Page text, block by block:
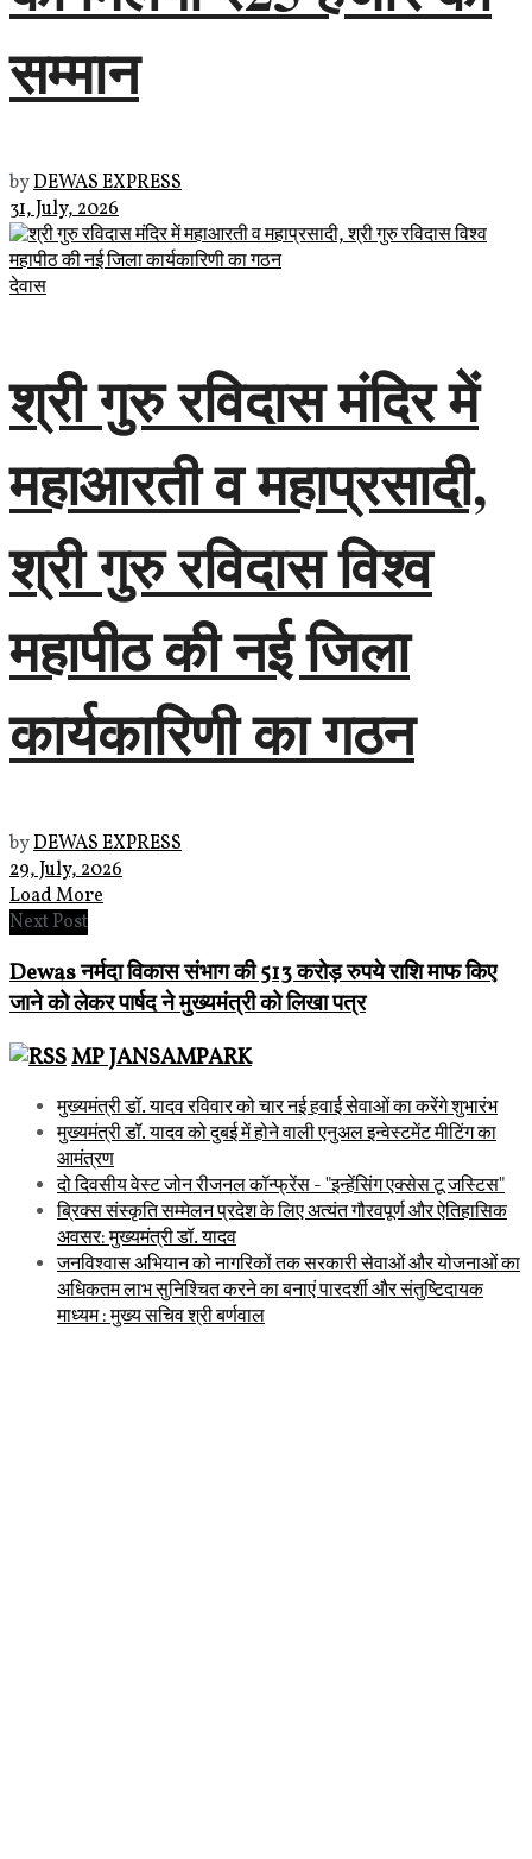
सम्मान
byDEWAS EXPRESS
31, July, 2026
देवास
श्री गुरु रविदास मंदिर में
महाआरती व महाप्रसादी,
श्री गुरु रविदास विश्व
महापीठ की नई जिला
कार्यकारिणी का गठन
byDEWAS EXPRESS
29, July, 2026
Load More
Next Post
Dewas नर्मदा विकास संभाग की 513 करोड़ रुपये राशि माफ किए
जाने को लेकर पार्षद ने मुख्यमंत्री को लिखा पत्र
MP JANSAMPARK
मुख्यमंत्री डॉ. यादव रविवार को चार नई हवाई सेवाओं का करेंगे शुभारंभ
मुख्यमंत्री डॉ. यादव को दुबई में होने वाली एनुअल इन्वेस्टमेंट मीटिंग का
आमंत्रण
दो दिवसीय वेस्ट जोन रीजनल कॉन्फ्रेंस - "इन्हेंसिंग एक्सेस टू जस्टिस"
ब्रिक्स संस्कृति सम्मेलन प्रदेश के लिए अत्यंत गौरवपूर्ण और ऐतिहासिक
अवसर: मुख्यमंत्री डॉ. यादव
जनविश्वास अभियान को नागरिकों तक सरकारी सेवाओं और योजनाओं का
अधिकतम लाभ सुनिश्चित करने का बनाएं पारदर्शी और संतुष्टिदायक
माध्यम : मुख्य सचिव श्री बर्णवाल